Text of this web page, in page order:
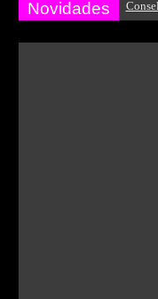
Novidades